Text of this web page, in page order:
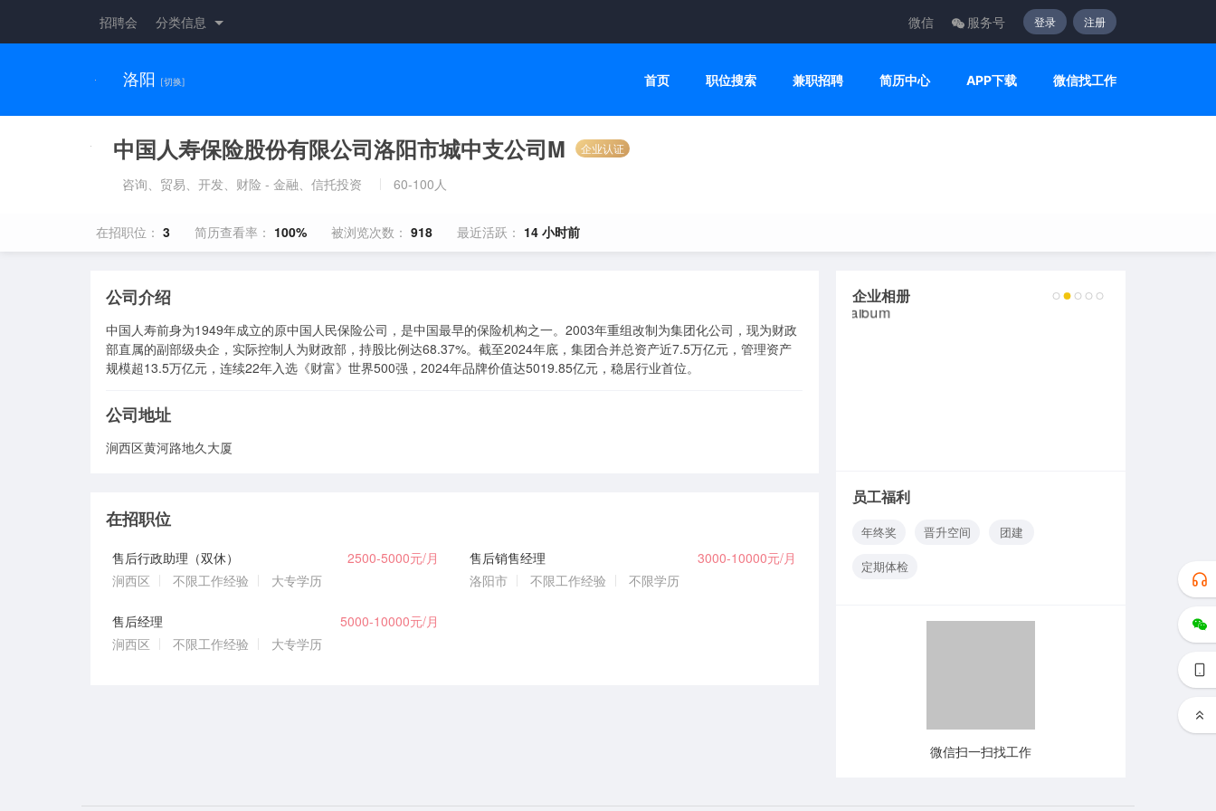
招聘会 分类信息 微信 服务号 登录 注册
洛阳 [切换] 首页 职位搜索 兼职招聘 简历中心 APP下载 微信找工作
中国人寿保险股份有限公司洛阳市城中支公司M 企业认证
咨询、贸易、开发、财险 - 金融、信托投资 60-100人
在招职位： 3 简历查看率： 100% 被浏览次数： 918 最近活跃： 14 小时前
公司介绍
中国人寿前身为1949年成立的原中国人民保险公司，是中国最早的保险机构之一。2003年重组改制为集团化公司，现为财政
部直属的副部级央企，实际控制人为财政部，持股比例达68.37%。截至2024年底，集团合并总资产近7.5万亿元，管理资产
规模超13.5万亿元，连续22年入选《财富》世界500强，2024年品牌价值达5019.85亿元，稳居行业首位。
公司地址
涧西区黄河路地久大厦
在招职位
售后行政助理（双休）
2500-5000元/月
涧西区
不限工作经验 大专学历
售后销售经理
3000-10000元/月
洛阳市
不限工作经验 不限学历
售后经理
5000-10000元/月
涧西区
不限工作经验 大专学历
企业相册 2 3 4 5 6
员工福利
年终奖 晋升空间
团建
定期体检
微信扫一扫找工作